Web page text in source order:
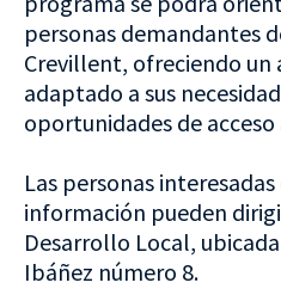
personas demandantes
Crevillent, ofreciendo un
adaptado a sus
oportunidades de
Las personas
información pueden
Desarrollo Local,
Ibáñez número 8.